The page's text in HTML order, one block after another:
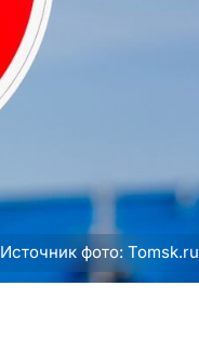
Источник фото: Tomsk.ru